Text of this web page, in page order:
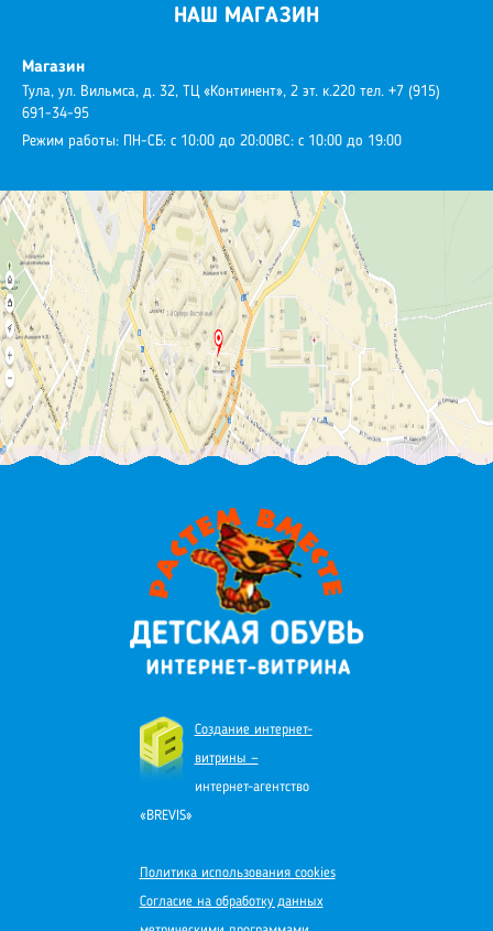
НАШ МАГАЗИН
Магазин
Тула, ул. Вильмса, д. 32, ТЦ «Континент», 2 эт. к.220 тел. +7 (915)
691-34-95
Режим работы: ПН-СБ: с 10:00 до 20:00ВС: с 10:00 до 19:00
Создание интернет-
витрины —
интернет-агентство
«BREVIS»
Политика использования cookies
Согласие на обработку данных